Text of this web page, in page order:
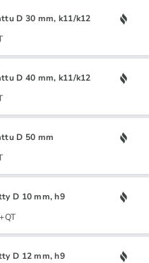
D 30 mm, k11/k12
D 40 mm, k11/k12
D 50 mm
D 10 mm, h9
D 12 mm, h9